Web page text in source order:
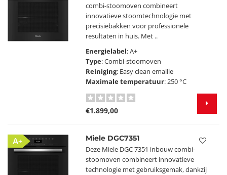
combi-stoomoven combineert
innovatieve stoomtechnologie met
precisiebakken voor professionele
resultaten in huis. Met ..
Energielabel: A+
Type: Combi-stoomoven
Reiniging: Easy clean emaille
Maximale temperatuur: 250 °C
€1.899,00
A+ Miele DGC7351
Deze Miele DGC 7351 inbouw combi-
stoomoven combineert innovatieve
technologie met gebruiksgemak, dankzij